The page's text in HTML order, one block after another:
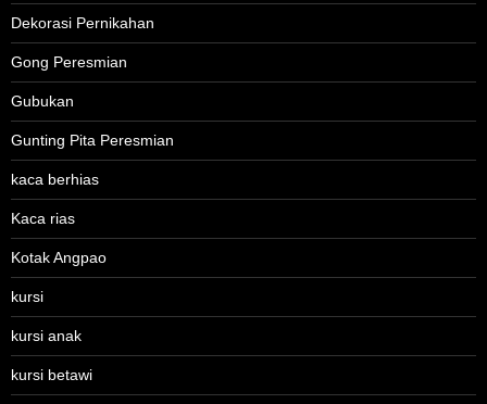
Dekorasi Pernikahan
Gong Peresmian
Gubukan
Gunting Pita Peresmian
kaca berhias
Kaca rias
Kotak Angpao
kursi
kursi anak
kursi betawi